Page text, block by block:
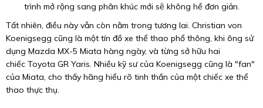
trình mở rộng sang phân khúc mới sẽ không hề đơn giản.
Tất nhiên, điều này vẫn còn nằm trong tương lai. Christian von
Koenigsegg cũng là một tín đồ xe thể thao phổ thông, khi ông sử
dụng Mazda MX-5 Miata hàng ngày, và từng sở hữu hai
chiếc Toyota GR Yaris. Nhiều kỹ sư của Koenigsegg cũng là "fan"
của Miata, cho thấy hãng hiểu rõ tinh thần của một chiếc xe thể
thao thực thụ.